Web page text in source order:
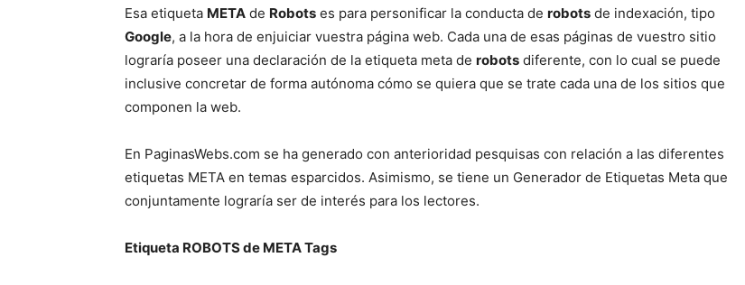
Esa etiqueta META de Robots es para personificar la conducta de robots de indexación, tipo
Google, a la hora de enjuiciar vuestra página web. Cada una de esas páginas de vuestro sitio
lograría poseer una declaración de la etiqueta meta de robots diferente, con lo cual se puede
inclusive concretar de forma autónoma cómo se quiera que se trate cada una de los sitios que
componen la web.
En PaginasWebs.com se ha generado con anterioridad pesquisas con relación a las diferentes
etiquetas META en temas esparcidos. Asimismo, se tiene un Generador de Etiquetas Meta que
conjuntamente lograría ser de interés para los lectores.
Etiqueta ROBOTS de META Tags